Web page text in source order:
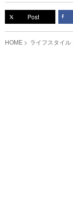
Post
HOME ライフスタイル